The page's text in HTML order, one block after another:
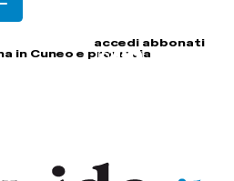
accedi abbonati
in Cuneo e provincia